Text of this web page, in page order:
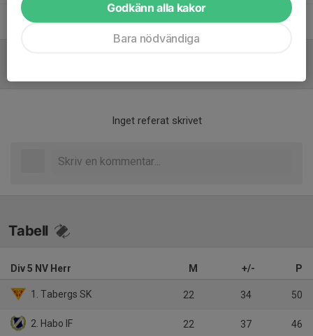
Håkan AnderssonHuvudtränare a-lag
Inget referat skrivet
Tabell
Div 5 NV Herr M +/- P
1. Tabergs SK 22 34 50
2. Habo IF 22 37 46
Godkänn alla kakor
Bara nödvändiga